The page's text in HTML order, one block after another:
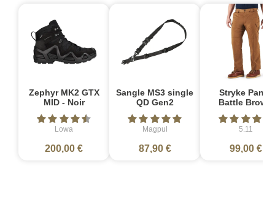
Zephyr MK2 GTX
MID - Noir
Lowa
200,00 €
Sangle MS3 single
QD Gen2
Magpul
87,90 €
Stryke Pant -
Battle Brown
5.11
99,00 €